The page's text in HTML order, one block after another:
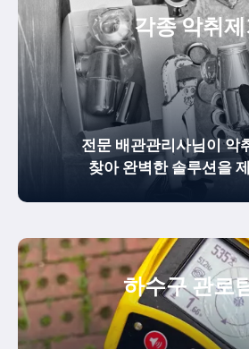
각종 악취
전문 배관관리사님이 악
찾아 완벽한 솔루션을
하수구 관로